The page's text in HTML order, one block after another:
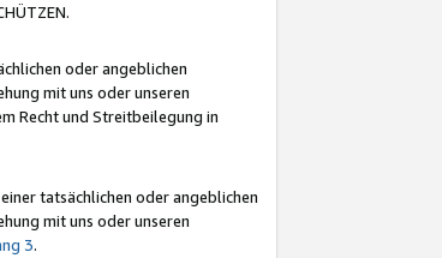
oder angeblichen
mit uns oder unseren
Recht und Streitbeilegung in
tatsächlichen oder angeblichen
mit uns oder unseren
3.